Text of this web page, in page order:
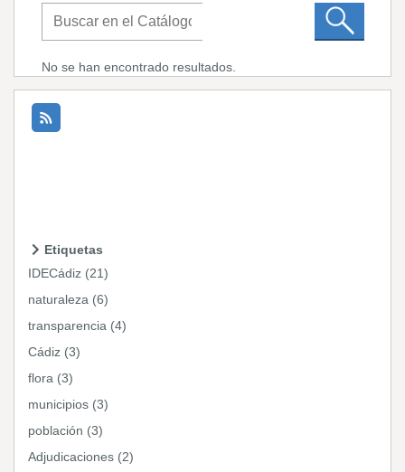
No se han encontrado resultados.
Etiquetas
IDECádiz (21)
naturaleza (6)
transparencia (4)
Cádiz (3)
flora (3)
municipios (3)
población (3)
Adjudicaciones (2)